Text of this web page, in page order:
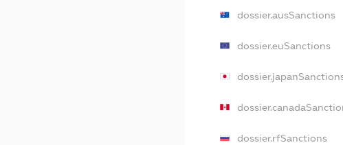
dossier.ausSanctions
dossier.euSanctions
dossier.rfSanctions